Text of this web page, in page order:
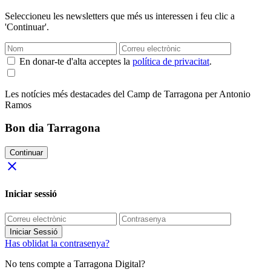
Seleccioneu les newsletters que més us interessen i feu clic a
'Continuar'.
En donar-te d'alta acceptes la política de privacitat.
Les notícies més destacades del Camp de Tarragona per Antonio
Ramos
Bon dia Tarragona
Continuar
close
Iniciar sessió
Iniciar Sessió
Has oblidat la contrasenya?
No tens compte a Tarragona Digital?